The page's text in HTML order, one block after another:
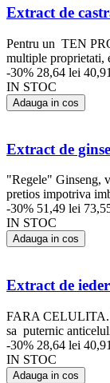
Extract de
Pentru un TEN
multiple proprietati,
-30% 28,64 lei
IN STOC
Adauga in cos
Extract de
"Regele" Ginseng,
pretios impotriva
-30% 51,49 lei
IN STOC
Adauga in cos
Extract de
FARA CELULITA.
sa puternic
-30% 28,64 lei
IN STOC
Adauga in cos